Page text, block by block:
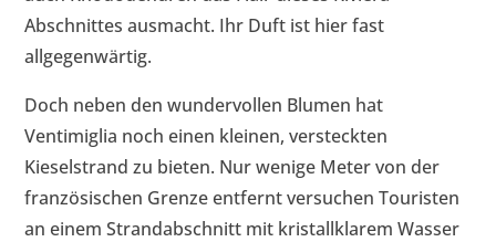
Abschnittes ausmacht. Ihr Duft ist hier fast
allgegenwärtig.
Doch neben den wundervollen Blumen hat
Ventimiglia noch einen kleinen, versteckten
Kieselstrand zu bieten. Nur wenige Meter von der
französischen Grenze entfernt versuchen Touristen
an einem Strandabschnitt mit kristallklarem Wasser